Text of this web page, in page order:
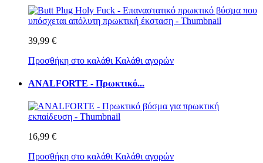
39,99 €
Προσθήκη στο καλάθι Καλάθι αγορών
ANALFORTE - Πρωκτικό...
16,99 €
Προσθήκη στο καλάθι Καλάθι αγορών